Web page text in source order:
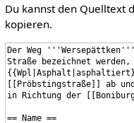
Du kannst den Quelltext
kopieren.